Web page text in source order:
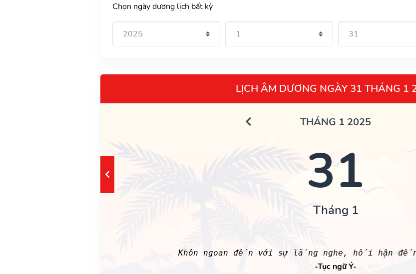
Chọn ngày dương lịch bất kỳ
LỊCH ÂM DƯƠNG NGÀY 31 THÁNG 1
THÁNG 1 2025
31
Tháng 1
Khôn ngoan đến với sự lắng nghe, hối hận
-Tục ngữ Ý-